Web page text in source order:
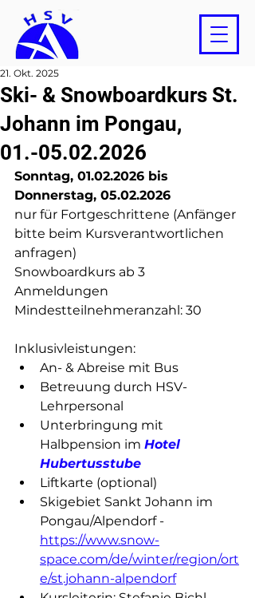
Ski- & Snowboardkurs St.
Johann im Pongau,
01.-05.02.2026
21. Okt. 2025
Sonntag, 01.02.2026 bis
Donnerstag, 05.02.2026
nur für Fortgeschrittene (Anfänger
bitte beim Kursverantwortlichen
anfragen)
Snowboardkurs ab 3
Anmeldungen
Mindestteilnehmeranzahl: 30
Inklusivleistungen:
An- & Abreise mit Bus
Betreuung durch HSV-
Lehrpersonal
Unterbringung mit
Halbpension im Hotel
Hubertusstube
Liftkarte (optional)
Skigebiet Sankt Johann im
Pongau/Alpendorf -
https://www.snow-
space.com/de/winter/region/ort
e/st.johann-alpendorf